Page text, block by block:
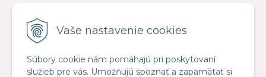
Vaše nastavenie cookies
Súbory cookie nám pomáhajú pri poskytovaní
služieb pre vás. Umožňujú spoznať a zapamätať si
e-mail: info@trigona.sk
VŠETKO O NÁKUPE